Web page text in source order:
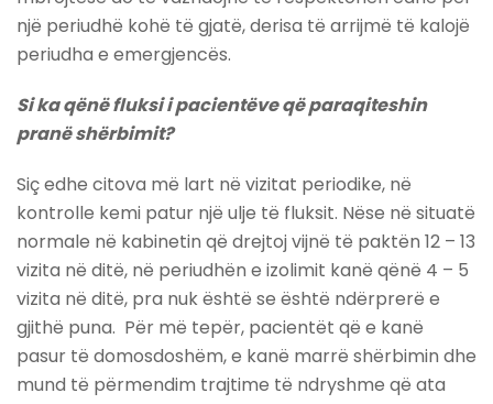
një periudhë kohë të gjatë, derisa të arrijmë të kalojë
periudha e emergjencës.
Si ka qënë fluksi i pacientëve që paraqiteshin
pranë shërbimit?
Siç edhe citova më lart në vizitat periodike, në
kontrolle kemi patur një ulje të fluksit. Nëse në situatë
normale në kabinetin që drejtoj vijnë të paktën 12 – 13
vizita në ditë, në periudhën e izolimit kanë qënë 4 – 5
vizita në ditë, pra nuk është se është ndërprerë e
gjithë puna. Për më tepër, pacientët që e kanë
pasur të domosdoshëm, e kanë marrë shërbimin dhe
mund të përmendim trajtime të ndryshme që ata